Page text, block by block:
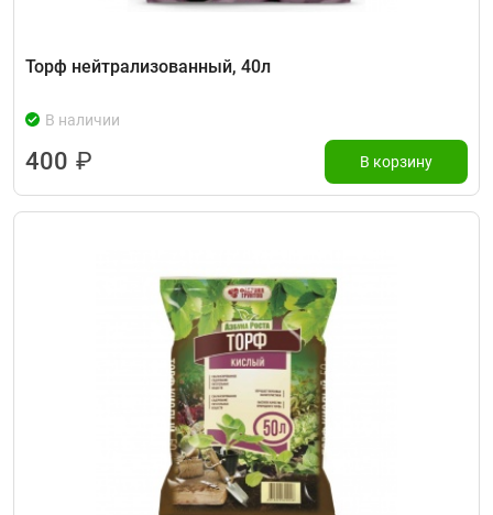
Торф нейтрализованный, 40л
В наличии
400 ₽ В корзину